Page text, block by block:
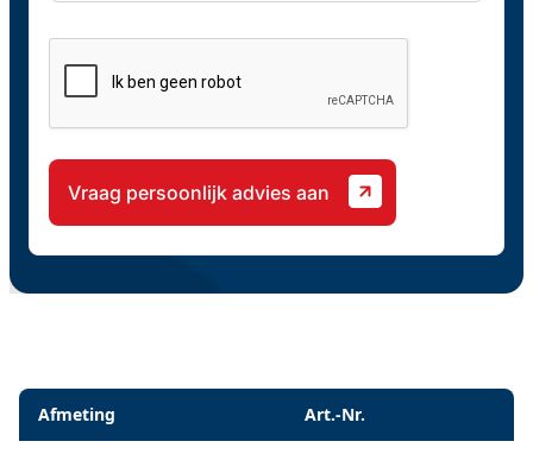
Specificaties
Afmeting Art.-Nr.